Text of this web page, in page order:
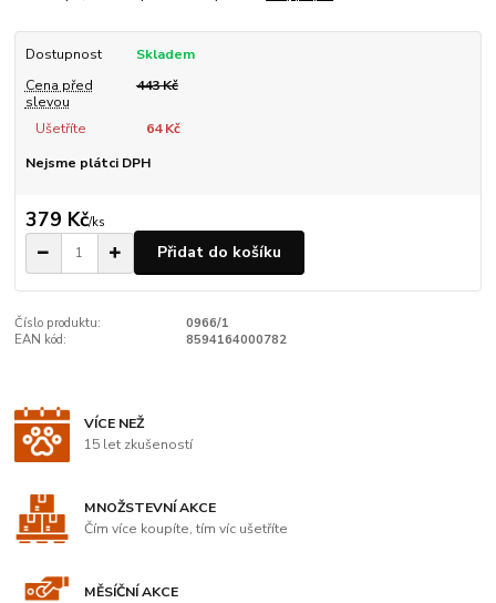
Dostupnost
Skladem
Cena před
slevou
443 Kč
Ušetříte
64 Kč
Nejsme plátci DPH
379 Kč/ks
Přidat do košíku
Číslo produktu:
0966/1
EAN kód:
8594164000782
VÍCE NEŽ
15 let zkušeností
MNOŽSTEVNÍ AKCE
Čím více koupíte, tím víc ušetříte
MĚSÍČNÍ AKCE